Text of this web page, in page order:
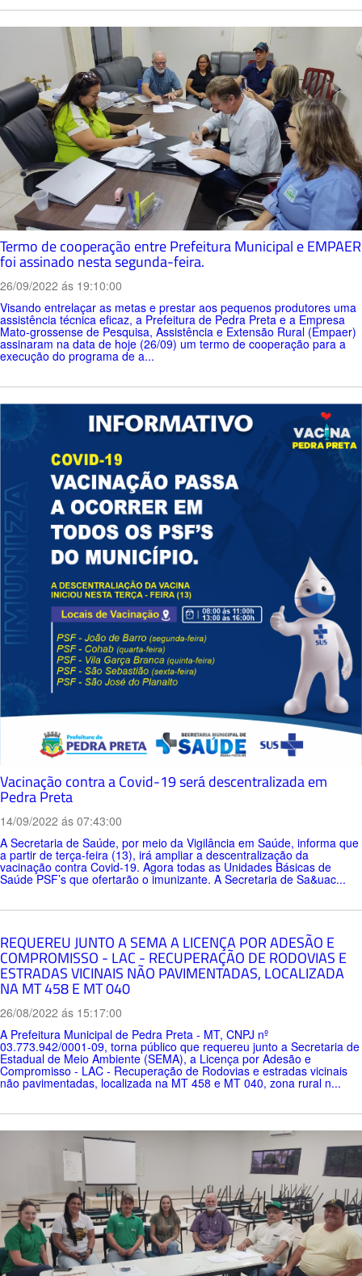
Termo de cooperação entre Prefeitura Municipal e EMPAER
foi assinado nesta segunda-feira.
26/09/2022 ás 19:10:00
Visando entrelaçar as metas e prestar aos pequenos produtores uma
assistência técnica eficaz, a Prefeitura de Pedra Preta e a Empresa
Mato-grossense de Pesquisa, Assistência e Extensão Rural (Empaer)
assinaram na data de hoje (26/09) um termo de cooperação para a
execução do programa de a...
Vacinação contra a Covid-19 será descentralizada em
Pedra Preta
14/09/2022 ás 07:43:00
A Secretaria de Saúde, por meio da Vigilância em Saúde, informa que
a partir de terça-feira (13), irá ampliar a descentralização da
vacinação contra Covid-19. Agora todas as Unidades Básicas de
Saúde PSF’s que ofertarão o imunizante. A Secretaria de Sa&uac...
REQUEREU JUNTO A SEMA A LICENÇA POR ADESÃO E
COMPROMISSO - LAC - RECUPERAÇÃO DE RODOVIAS E
ESTRADAS VICINAIS NÃO PAVIMENTADAS, LOCALIZADA
NA MT 458 E MT 040
26/08/2022 ás 15:17:00
A Prefeitura Municipal de Pedra Preta - MT, CNPJ nº
03.773.942/0001-09, torna público que requereu junto a Secretaria de
Estadual de Meio Ambiente (SEMA), a Licença por Adesão e
Compromisso - LAC - Recuperação de Rodovias e estradas vicinais
não pavimentadas, localizada na MT 458 e MT 040, zona rural n...